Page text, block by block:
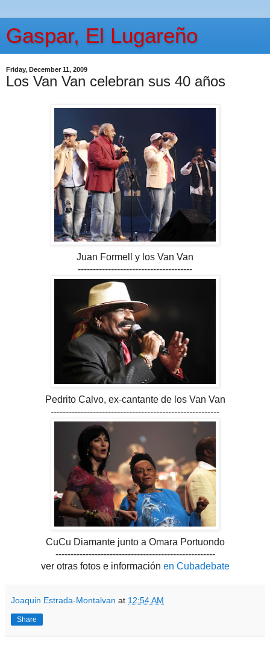
Gaspar, El Lugareño
Friday, December 11, 2009
Los Van Van celebran sus 40 años
Juan Formell y los Van Van
--------------------------------------
Pedrito Calvo, ex-cantante de los Van Van
--------------------------------------------------------
CuCu Diamante junto a Omara Portuondo
-----------------------------------------------------
ver otras fotos e información en Cubadebate
Joaquin Estrada-Montalvan at 12:54 AM
Share